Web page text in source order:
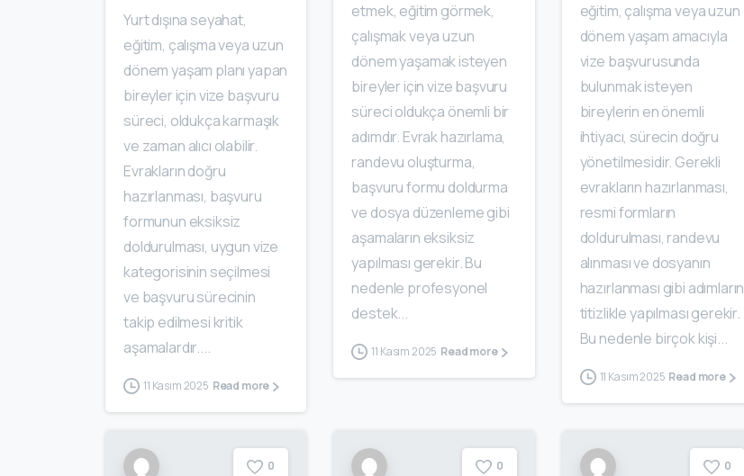
Yurt dışına seyahat,
eğitim, çalışma veya uzun
dönem yaşam planı yapan
bireyler için vize başvuru
süreci, oldukça karmaşık
ve zaman alıcı olabilir.
Evrakların doğru
hazırlanması, başvuru
formunun eksiksiz
doldurulması, uygun vize
kategorisinin seçilmesi
ve başvuru sürecinin
takip edilmesi kritik
aşamalardır....
11 Kasım 2025 Read more
etmek, eğitim görmek,
çalışmak veya uzun
dönem yaşamak isteyen
bireyler için vize başvuru
süreci oldukça önemli bir
adımdır. Evrak hazırlama,
randevu oluşturma,
başvuru formu doldurma
ve dosya düzenleme gibi
aşamaların eksiksiz
yapılması gerekir. Bu
nedenle profesyonel
destek...
11 Kasım 2025 Read more
eğitim, çalışma veya uzun
dönem yaşam amacıyla
vize başvurusunda
bulunmak isteyen
bireylerin en önemli
ihtiyacı, sürecin doğru
yönetilmesidir. Gerekli
evrakların hazırlanması,
resmi formların
doldurulması, randevu
alınması ve dosyanın
hazırlanması gibi adımların
titizlikle yapılması gerekir.
Bu nedenle birçok kişi...
11 Kasım 2025 Read more
0 0 0